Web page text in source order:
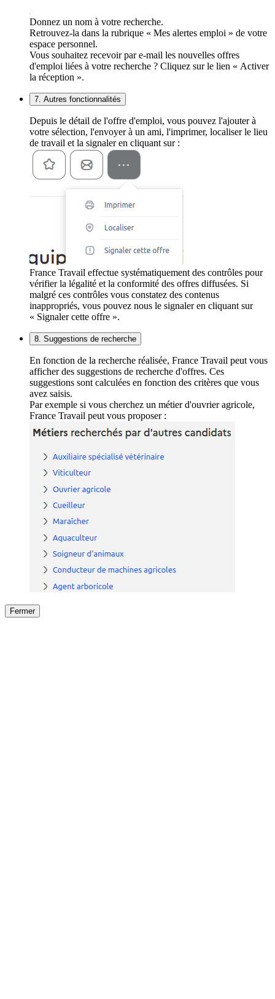
Donnez un nom à votre recherche.
Retrouvez-la dans la rubrique « Mes alertes emploi » de votre
espace personnel.
Vous souhaitez recevoir par e-mail les nouvelles offres
d'emploi liées à votre recherche ? Cliquez sur le lien « Activer
la réception ».
7. Autres fonctionnalités
Depuis le détail de l'offre d'emploi, vous pouvez l'ajouter à
votre sélection, l'envoyer à un ami, l'imprimer, localiser le lieu
de travail et la signaler en cliquant sur :
France Travail effectue systématiquement des contrôles pour
vérifier la légalité et la conformité des offres diffusées. Si
malgré ces contrôles vous constatez des contenus
inappropriés, vous pouvez nous le signaler en cliquant sur
« Signaler cette offre ».
8. Suggestions de recherche
En fonction de la recherche réalisée, France Travail peut vous
afficher des suggestions de recherche d'offres. Ces
suggestions sont calculées en fonction des critères que vous
avez saisis.
Par exemple si vous cherchez un métier d'ouvrier agricole,
France Travail peut vous proposer :
Fermer